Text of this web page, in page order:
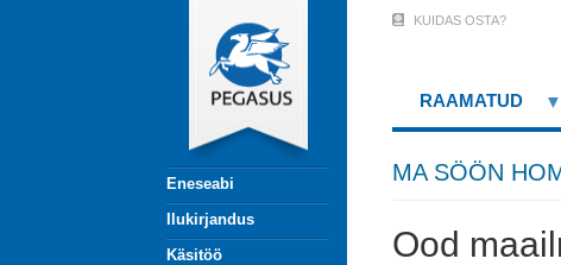
Eneseabi
Ilukirjandus
Käsitöö
Menu
(logged
KUIDAS OSTA?
RAAMATUD
MA SÖÖN
Ood